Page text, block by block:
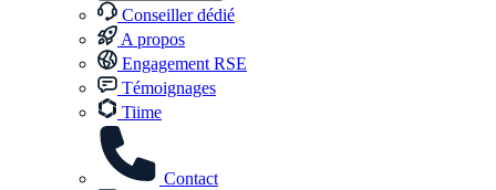
Conseiller dédié
A propos
Engagement RSE
Témoignages
Tiime
Contact